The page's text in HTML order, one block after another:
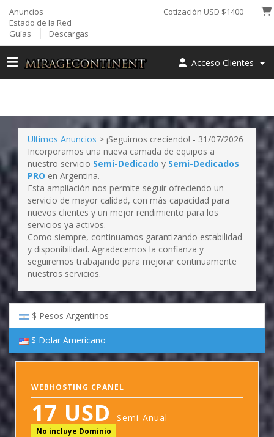
Anuncios
Estado de la Red
Guías
Descargas
Cotización USD $1400
Acceso Clientes
Ultimos Anuncios > ¡Seguimos creciendo! - 31/07/2026
Incorporamos una nueva camada de equipos a
nuestro servicio Semi-Dedicado y Semi-Dedicados
PRO en Argentina.
Esta ampliación nos permite seguir ofreciendo un
servicio de mayor calidad, con más capacidad para
nuevos clientes y un mejor rendimiento para los
servicios ya activos.
Como siempre, continuamos garantizando estabilidad
y disponibilidad. Agradecemos la confianza y
seguiremos trabajando para mejorar continuamente
nuestros servicios.
$ Pesos Argentinos
$ Dolar Americano
WEBHOSTING CPANEL
17 USD Semi-Anual
No incluye Dominio